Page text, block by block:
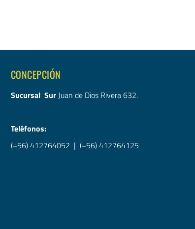
CONCEPCIÓN
Sucursal SurJuan de Dios Rivera 632.
Teléfonos:
(+56) 412764052 | (+56) 412764125